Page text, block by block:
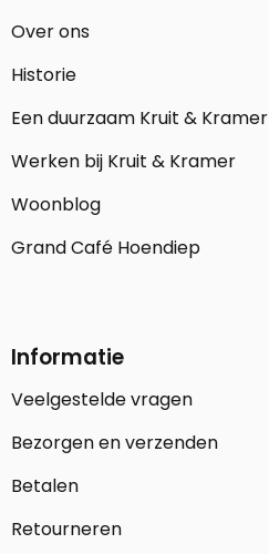
Over ons
Historie
Een duurzaam Kruit & Kramer
Werken bij Kruit & Kramer
Woonblog
Grand Café Hoendiep
Informatie
Veelgestelde vragen
Bezorgen en verzenden
Betalen
Retourneren